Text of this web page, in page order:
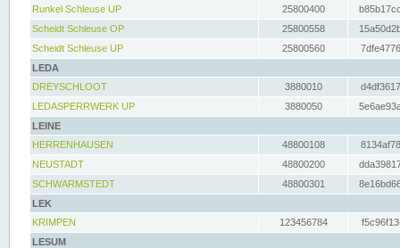
Runkel Schleuse UP
25800400
Scheidt Schleuse OP
25800558
Scheidt Schleuse UP
25800560
LEDA
DREYSCHLOOT
3880010
LEDASPERRWERK UP
3880050
LEINE
HERRENHAUSEN
48800108
NEUSTADT
48800200
SCHWARMSTEDT
48800301
LEK
KRIMPEN
123456784
LESUM